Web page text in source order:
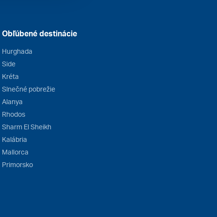
Obľúbené destinácie
Hurghada
Side
Kréta
Slnečné pobrežie
Alanya
Rhodos
Sharm El Sheikh
Kalábria
Mallorca
Primorsko